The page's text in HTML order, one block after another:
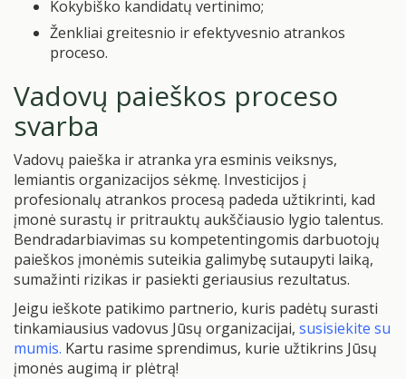
Kokybiško kandidatų vertinimo;
Ženkliai greitesnio ir efektyvesnio atrankos
proceso.
Vadovų paieškos proceso
svarba
Vadovų paieška ir atranka yra esminis veiksnys,
lemiantis organizacijos sėkmę. Investicijos į
profesionalų atrankos procesą padeda užtikrinti, kad
įmonė surastų ir pritrauktų aukščiausio lygio talentus.
Bendradarbiavimas su kompetentingomis darbuotojų
paieškos įmonėmis suteikia galimybę sutaupyti laiką,
sumažinti rizikas ir pasiekti geriausius rezultatus.
Jeigu ieškote patikimo partnerio, kuris padėtų surasti
tinkamiausius vadovus Jūsų organizacijai, susisiekite su
mumis. Kartu rasime sprendimus, kurie užtikrins Jūsų
įmonės augimą ir plėtrą!